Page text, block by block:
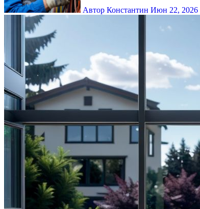
Автор Константин Июн 22, 2026